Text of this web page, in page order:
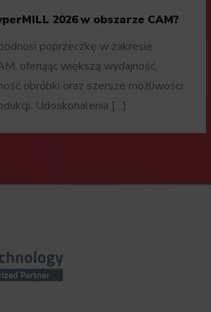
2026 w obszarze CAM?
poprzeczkę w zakresie
oferując większą wydajność,
obróbki oraz szersze możliwości
Udoskonalenia […]